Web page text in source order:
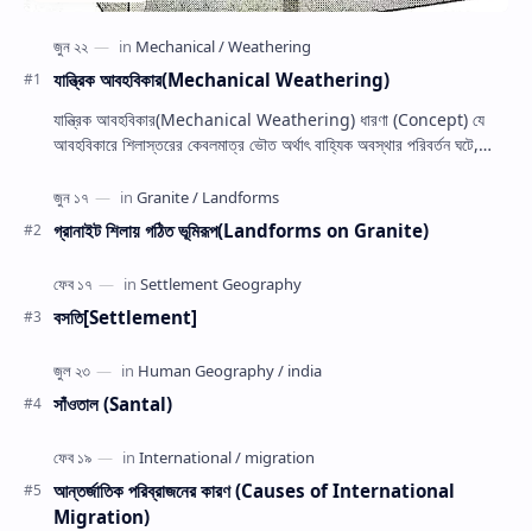
যান্ত্রিক আবহবিকার(Mechanical Weathering)
যান্ত্রিক আবহবিকার(Mechanical Weathering) ধারণা (Concept) যে
আবহবিকারে শিলাস্তরের কেবলমাত্র ভৌত অর্থাৎ বাহ্যিক অবস্থার পরিবর্তন ঘটে,
গ্রানাইট শিলায় গঠিত ভূমিরূপ(Landforms on Granite)
বসতি[Settlement]
সাঁওতাল (Santal)
আন্তর্জাতিক পরিব্রাজনের কারণ (Causes of International
Migration)